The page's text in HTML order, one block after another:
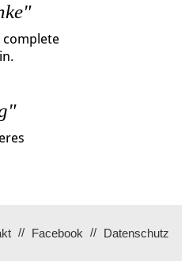
complete
Facebook Datenschutz